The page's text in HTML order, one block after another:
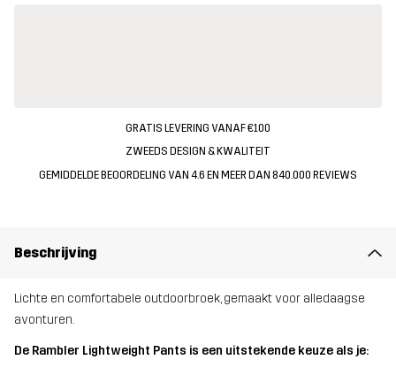
GRATIS LEVERING VANAF €100
ZWEEDS DESIGN & KWALITEIT
GEMIDDELDE BEOORDELING VAN 4.6 EN MEER DAN 840.000 REVIEWS
Beschrijving
Lichte en comfortabele outdoorbroek, gemaakt voor alledaagse
avonturen.
De Rambler Lightweight Pants is een uitstekende keuze als je: